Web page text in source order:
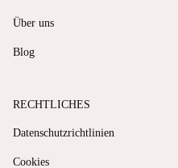
Über uns
Blog
RECHTLICHES
Datenschutzrichtlinien
Cookies